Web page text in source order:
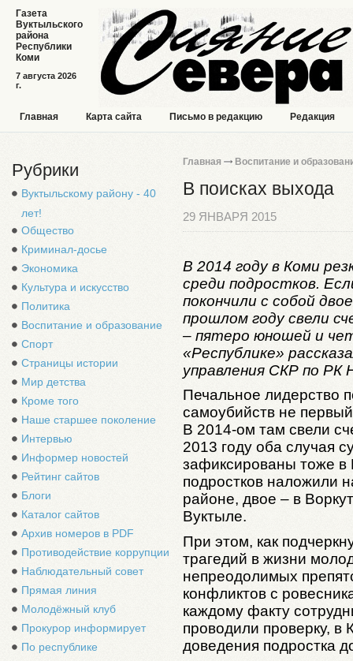
7 августа 2026
г.
Газета
Вуктыльского
района
Республики
Коми
Главная Карта сайта Письмо в редакцию Редакция
Рубрики
Вуктыльскому району - 40
лет!
Общество
Криминал-досье
Экономика
Культура и искусство
Политика
Воспитание и образование
Спорт
Страницы истории
Мир детства
Кроме того
Наше старшее поколение
Интервью
Информер новостей
Рейтинг сайтов
Блоги
Каталог сайтов
Архив номеров в PDF
Противодействие коррупции
Наблюдательный совет
Прямая линия
Молодёжный клуб
Прокурор информирует
По республике
Главная Воспитание и
В поисках выхода
29 ЯНВАРЯ 2015
В 2014 году в Коми
среди подростков.
покончили с собой
прошлом году свели
– пятеро юношей и
«Республике»
управления СКР по РК
Печальное лидерство
самоубийств не
В 2014-ом там свели
2013 году оба случая
зафиксированы тоже
подростков наложили
районе, двое – в
Вуктыле.
При этом, как
трагедий в жизни
непреодолимых
конфликтов с
каждому факту
проводили проверку,
доведения подростка